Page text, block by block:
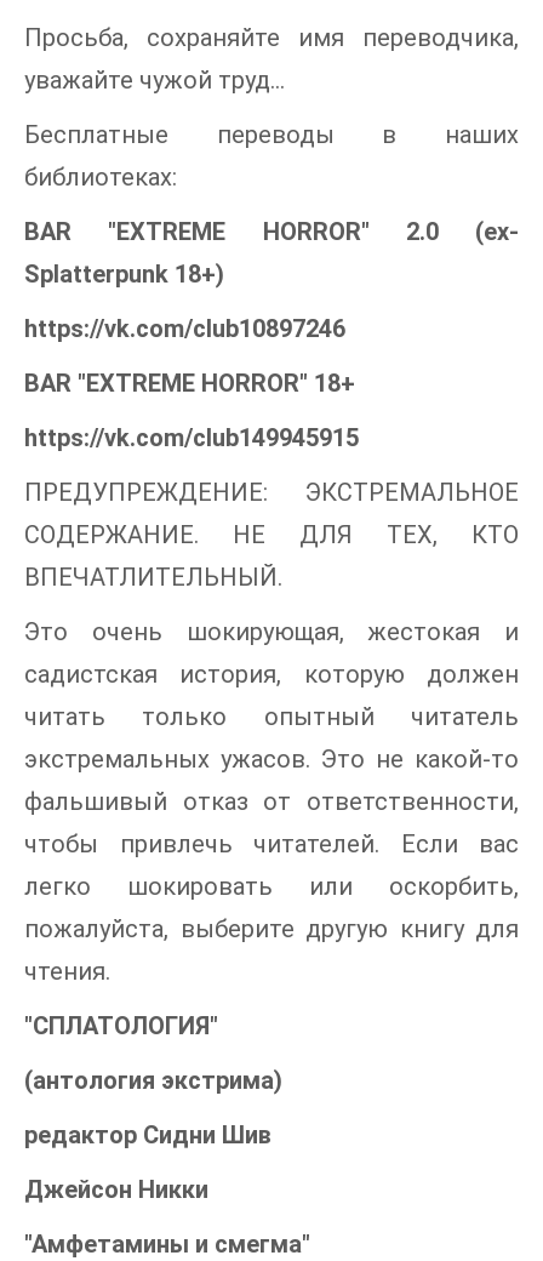
Просьба, сохраняйте имя переводчика,
уважайте чужой труд...
Бесплатные переводы в наших
библиотеках:
BAR "EXTREME HORROR" 2.0 (ex-
Splatterpunk 18+)
https://vk.com/club10897246
BAR "EXTREME HORROR" 18+
https://vk.com/club149945915
ПРЕДУПРЕЖДЕНИЕ: ЭКСТРЕМАЛЬНОЕ
СОДЕРЖАНИЕ. НЕ ДЛЯ ТЕХ, КТО
ВПЕЧАТЛИТЕЛЬНЫЙ.
Это очень шокирующая, жестокая и
садистская история, которую должен
читать только опытный читатель
экстремальных ужасов. Это не какой-то
фальшивый отказ от ответственности,
чтобы привлечь читателей. Если вас
легко шокировать или оскорбить,
пожалуйста, выберите другую книгу для
чтения.
"СПЛАТОЛОГИЯ"
(антология экстрима)
редактор Сидни Шив
Джейсон Никки
"Амфетамины и смегма"